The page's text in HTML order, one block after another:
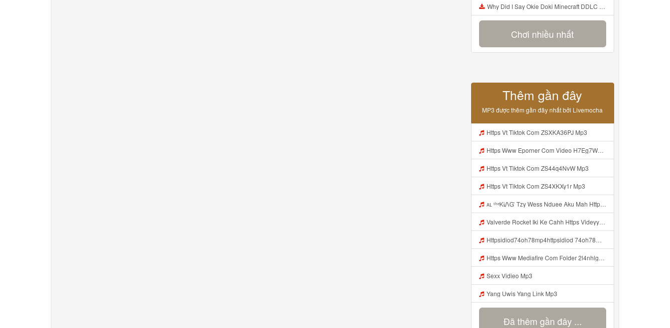
Why Did I Say Okie Doki Minecraft DDLC Animated Music Video Song By The Stupendium Mp3
Chơi nhiều nhất
Thêm gần đây
MP3 được thêm gần đây nhất bởi Livemocha
Https Vt Tiktok Com ZSXKA36PJ Mp3
Https Www Eporner Com Video H7Eg7WJM9R4 Julia Lea Live Goyang Colmek T 0 Mp3
Https Vt Tiktok Com ZS44q4NvW Mp3
Https Vt Tiktok Com ZS4XKXy1r Mp3
ᴀʟ ᵗʰᵉᏦᎥᏁᏳ Tzy Wess Nduee Aku Mah Https Videy Vt My Id ZGcZF ᅟᅟᅟᅟᅟᅟᅟᅟᅟᅟᅟᅟᅟᅟᅟᅟᅟᅟᅟᅟᅟᅟᅟᅟᅟᅟᅟᅟᅟᅟᅟᅟ ᅠ ᅠ ᅠ ᅠ ᅠ ᅠ ᅠ ᅠ ᅠ ᅠ ᅠ ᅠ ᅠ ᅠ ᅠ Yes ᅠ ᅠ ᅠ ᅠ ᅠ ᅠ ᅠ Mp3
Valverde Rocket Iki Ke Cahh Https Videyyp Mjvry Web Id V Mp3
Httpsidiod74oh78mp4httpsidiod 74oh78mp4 Mp3
Https Www Mediafire Com Folder 2l4nhlgqik5su SENDAL RARANROR Mp3
Sexx Vidieo Mp3
Yang Uwis Yang Link Mp3
Đã thêm gần đây ...